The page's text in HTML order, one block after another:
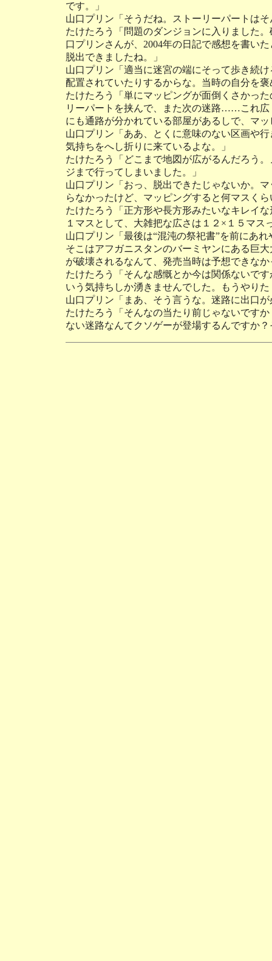
です。」
山口プリン「そうだね。ストーリーパートは
たけたろう「問題のダンジョンに入りました
口プリンさんが、2004年の日記で感想を書い
脱出できましたね。」
山口プリン「適当に迷宮の端にそって歩き続
配置されていたりするからな。当時の自分を
たけたろう「単にマッピングが面倒くさかっ
リーパートを挟んで、また次の迷路……これ広
にも通路が分かれている部屋があるしで、マ
山口プリン「ああ、とくに意味のない区画や
気持ちをへし折りに来ているよな。」
たけたろう「どこまで地図が広がるんだろう
ジまで行ってしまいました。」
山口プリン「おっ、脱出できたじゃないか。
らなかったけど、マッピングすると何マスく
たけたろう「正方形や長方形みたいなキレイ
１マスとして、大雑把な広さは１２×１５マ
山口プリン「最後は“混沌の祭祀書”を前にあ
そこはアフガニスタンのバーミヤンにある巨
が破壊されるなんて、発売当時は予想できな
たけたろう「そんな感慨とか今は関係ないで
いう気持ちしか湧きませんでした。もうやり
山口プリン「まあ、そう言うな。迷路に出口
たけたろう「そんなの当たり前じゃないです
ない迷路なんてクソゲーが登場するんですか